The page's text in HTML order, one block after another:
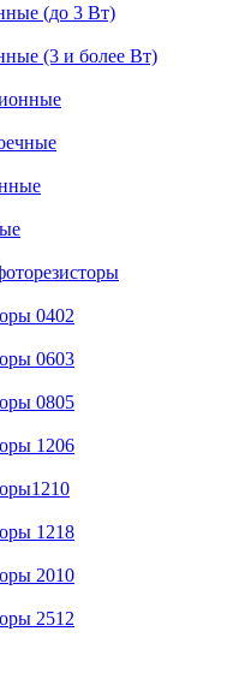
(до 3 Вт)
(3 и более Вт)
0402
0603
0805
1206
1218
2010
2512